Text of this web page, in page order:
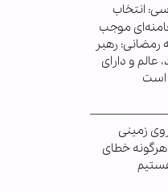
انتخاب
موجب
رمضانی: رهبر
عالم و دارای
است
زمینی
هرگونه خطای